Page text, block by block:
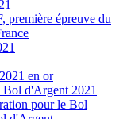
épreuve du
en or
d'Argent 2021
pour le Bol